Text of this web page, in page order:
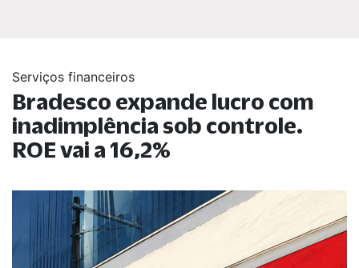
Serviços financeiros
Bradesco expande lucro com
inadimplência sob controle.
ROE vai a 16,2%